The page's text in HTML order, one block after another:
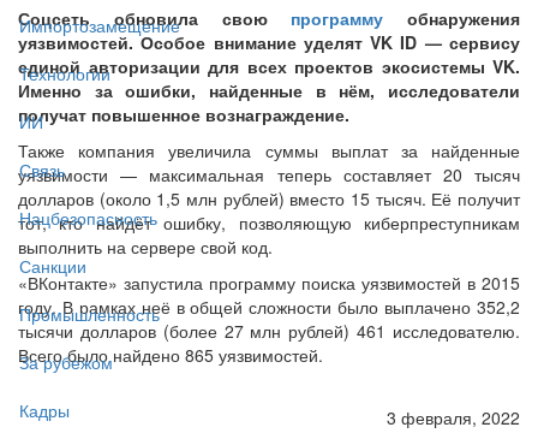
Импортозамещение
Технологии
ИИ
Связь
Нацбезопасность
Санкции
Промышленность
За рубежом
Кадры
Соцсеть обновила свою программу обнаружения
уязвимостей. Особое внимание уделят VK ID — сервису
единой авторизации для всех проектов экосистемы VK.
Именно за ошибки, найденные в нём, исследователи
получат повышенное вознаграждение.
Также компания увеличила суммы выплат за найденные
уязвимости — максимальная теперь составляет 20 тысяч
долларов (около 1,5 млн рублей) вместо 15 тысяч. Её получит
тот, кто найдёт ошибку, позволяющую киберпреступникам
выполнить на сервере свой код.
«ВКонтакте» запустила программу поиска уязвимостей в 2015
году. В рамках неё в общей сложности было выплачено 352,2
тысячи долларов (более 27 млн рублей) 461 исследователю.
Всего было найдено 865 уязвимостей.
3 февраля, 2022